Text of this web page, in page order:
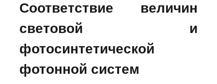
Соответствие величин
световой и
фотосинтетической
фотонной систем